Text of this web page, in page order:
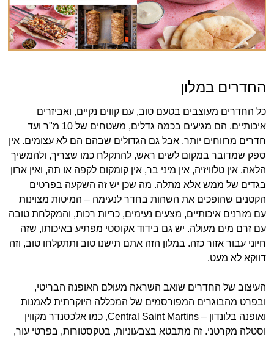
החדרים במלון
כל החדרים מעוצבים בטעם טוב, עם קווים נקיים, ואביזרים
איכותיים. הם מגיעים בכמה גדלים, משטחים של 10 מ"ר ועד
חדרים מרווחים יותר, אבל גם הגדולים שבהם הם לא עצומים. אין
ספק שמדובר במקום לשים ראש, להתקלח כמו שצריך, ולהמשיך
הלאה. אין טלוויזיה, אין מיני בר, אין קומקום לקפה או תה, ואין ארון
בגדים של ממש אלא מתלה. מה שכן יש זה השקעה בפרטים
הקטנים שהופכים את השהות בחדר לנעימה – המיטות מצוינות
עם מזרנים איכותיים, מצעים נעימים, כריות רכות, והמקלחת טובה
עם זרם מים מעולה. יש גם בידוד אקוסטי מפתיע באיכותו, שזה
חיוני עבור אזור כזה. במלון הזה אתם תישנו טוב ותתקלחו טוב, וזה
דווקא לא מעט.
העיצוב של החדרים שואב השראה מעולם האופנה הבריטי,
ובפרט מהבוגרים המפורסמים של המכללה היוקרתית לאמנות
ואופנה בלונדון – Central Saint Martins, כמו אלכסנדר מקווין
וסטלה מקרטני. זה מתבטא בצבעוניות, בטקסטורות, בפרטי עור,